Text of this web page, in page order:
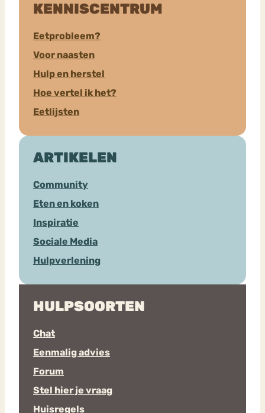
KENNISCENTRUM
Eetprobleem?
Voor naasten
Hulp en herstel
Hoe vertel ik het?
Eetlijsten
ARTIKELEN
Community
Eten en koken
Inspiratie
Sociale Media
Hulpverlening
HULPSOORTEN
Chat
Eenmalig advies
Forum
Stel hier je vraag
Huisregels